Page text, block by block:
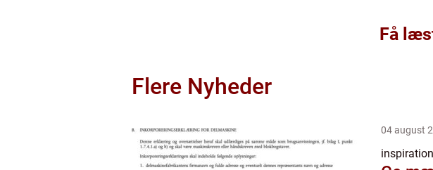
Få
Flere Nyheder
04 august
inspiration